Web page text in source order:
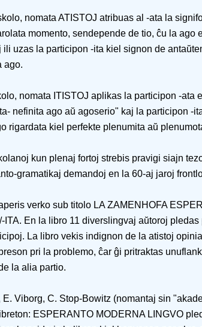
nomata ATISTOJ atribuas al -ata la
momento, sendepende de tio, ĉu la ago
ili uzas la participon -ita kiel signon de
ago.
nomata ITISTOJ aplikas la participon -ata
nefinita ago aŭ agoserio" kaj la participon -
rigardata kiel perfekte plenumita aŭ
kun plenaj fortoj strebis pravigi siajn
gramatikaj demandoj en la 60-aj jaroj
verko sub titolo LA ZAMENHOFA
ITA. En la libro 11 diverslingvaj aŭtoroj
La libro vekis indignon de la atistoj
pri la problemo, ĉar ĝi pritraktas
la alia partio.
E. Viborg, C. Stop-Bowitz (nomantaj sin
ESPERANTO MODERNA LINGVO